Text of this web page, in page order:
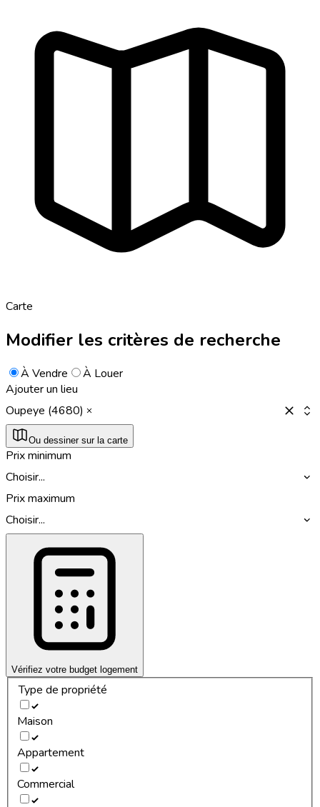
Carte
Modifier les critères de recherche
À Vendre
À Louer
Ajouter un lieu
Oupeye (4680)
Ou dessiner sur la carte
Prix minimum
Choisir...
Prix maximum
Choisir...
Vérifiez votre budget logement
Type de propriété
Maison
Appartement
Commercial